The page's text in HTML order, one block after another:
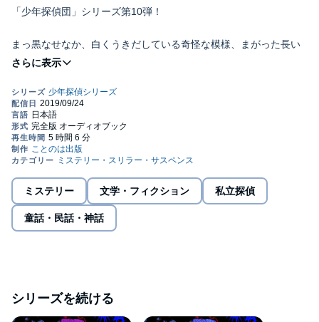
「少年探偵団」シリーズ第10弾！
まっ黒なせなか、白くうきだしている奇怪な模様、まがった長い
足、ギラギラ光る丸い目・・人間ほどもある巨大でぶきみなカブ
トムシは窓から屋敷のなに入っていってしまいました。
後を追って探し回ってもみつけられず、かわりに一枚の紙。
「こんやは、気づかれたので、このまま帰る。だが、賢二君はか
ならずさらってみせるから、そのつもりでいろ」
監督/今井直人・編集/林岳史
【本作 映画化】
『妖怪博士 二十面相の悪魔 二部作』『かぶと虫の妖奇』の続
篇
ミステリー 文学・フィクション 私立探偵
童話・民話・神話
シリーズを続ける